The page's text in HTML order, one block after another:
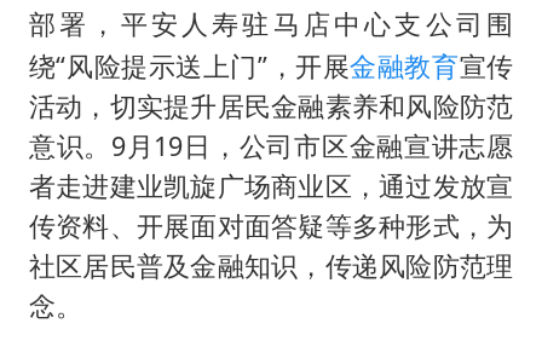
一周大涨超7% 金价为何突然上涨
情侣在平潭拍日出时坠崖致一死一伤
生产也能“拼单”了
央视新主播李秋莹孙亚鹏亮相
白海豚登陆前还将加强
娜扎称眼睛恢复情况不太妙
部署，平安人寿驻马店 中心支公司围
绕“风险提示送上门”，开展金融教育宣传
活动，切实提升居民金融素养和风险防范
意识。9月19日，公司市区金融宣讲志愿
者走进建业凯旋广场商业区，通过发放宣
传资料、开展面对面答疑等多种形式，为
社区居民普及金融知识，传递风险防范理
念。